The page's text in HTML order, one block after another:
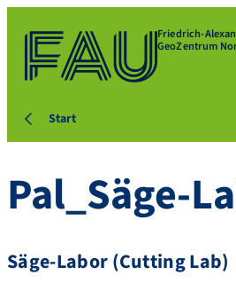
Friedrich-
GeoZentrum
Start
Pal_Säge-
Säge-Labor (Cutting Lab)